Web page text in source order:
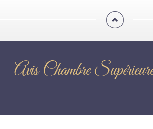
Avis Chambre